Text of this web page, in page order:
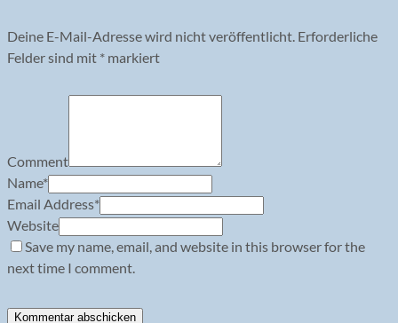
Deine E-Mail-Adresse wird nicht veröffentlicht. Erforderliche
Felder sind mit * markiert
Comment
Name*
Email Address*
Website
Save my name, email, and website in this browser for the
next time I comment.